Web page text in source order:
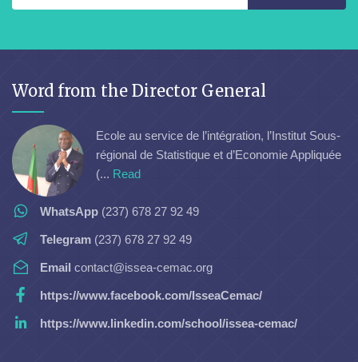
Word from the Director General
Ecole au service de l’intégration, l’Institut Sous-
régional de Statistique et d’Economie Appliquée
(... Read
WhatsApp (237) 678 27 92 49
Telegram (237) 678 27 92 49
Email contact@issea-cemac.org
https://www.facebook.com/IsseaCemac/
https://www.linkedin.com/school/issea-cemac/